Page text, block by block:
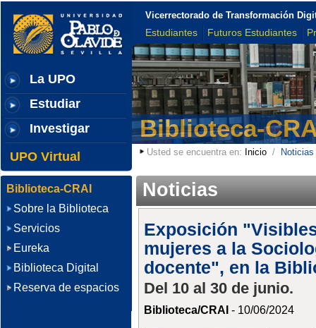
La UPO
Estudiar
Investigar
UPO Virtual
Vicerrectorado de Transformación
Estudiantes Futuros Estudiantes
Biblioteca-
Usted se encuentra en: Inicio/ Noticias
Noticias
Exposición
mujeres a la
docente", en la
Del 10 al 30 de junio.
Biblioteca/CRAI- 10/06/2024
Biblioteca-CRAI
Sobre la Biblioteca
Servicios
Eureka
Biblioteca Digital
Reserva de espacios